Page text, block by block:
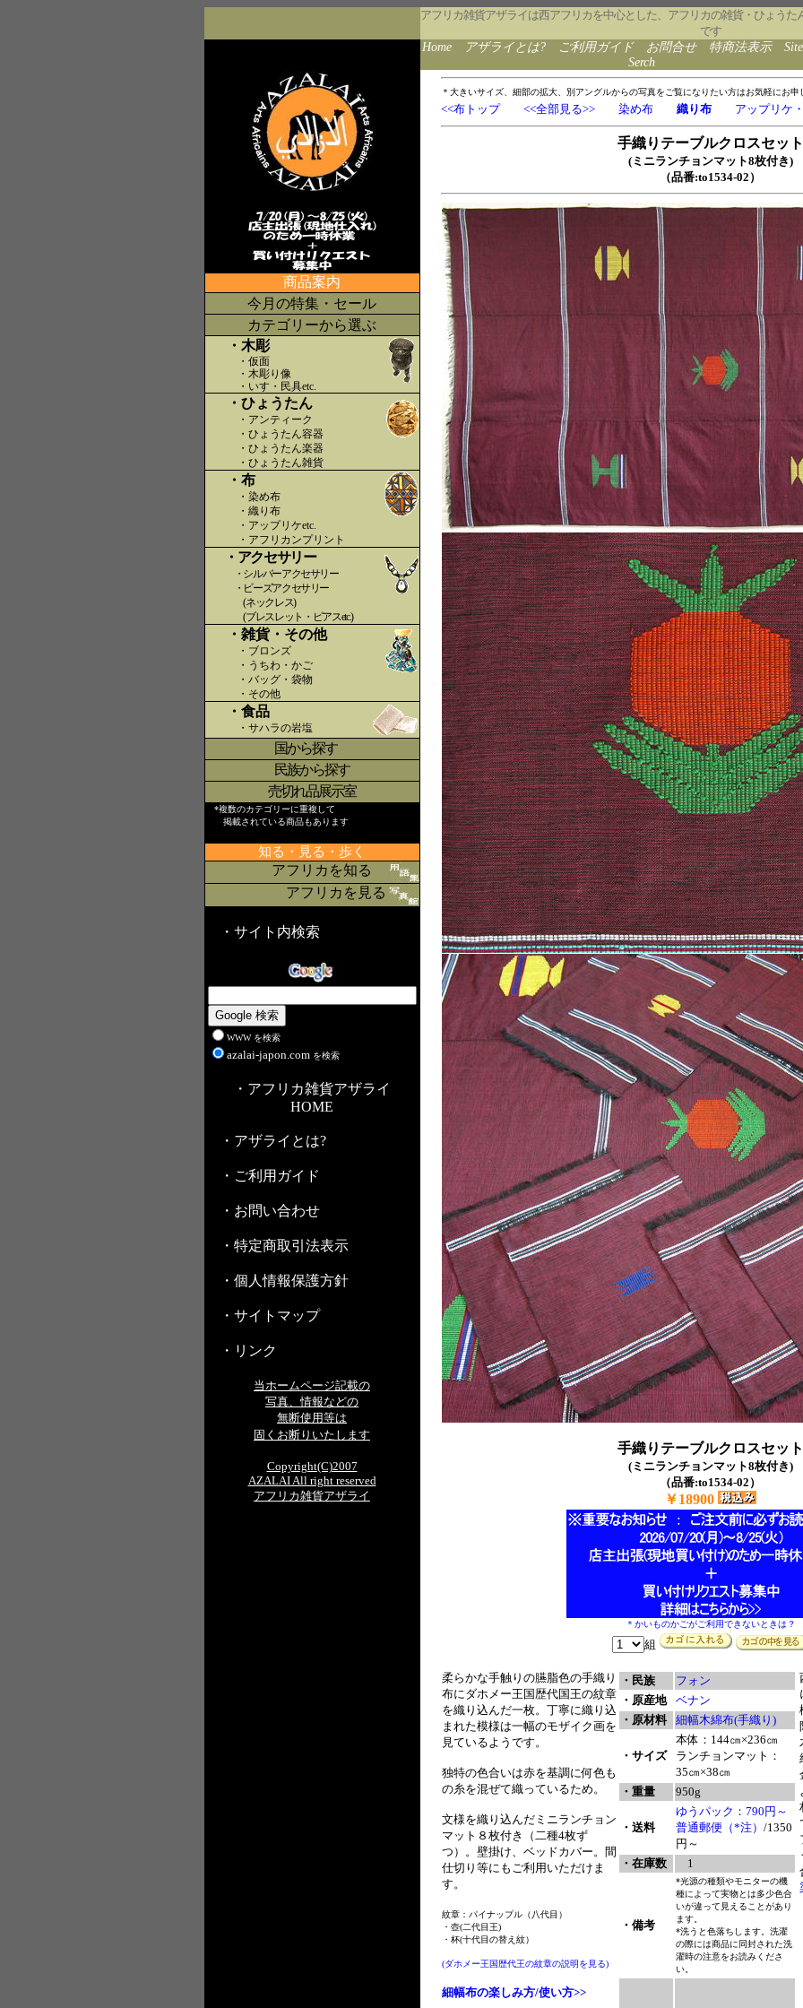
アフリカ雑貨アザライは西アフリカを中心とした、アフリカの雑貨・ひょう
です
Home
アザライとは? ご利用ガイド お問合せ 特商法表示
Serch
商品案内
今月の特集・セール
カテゴリーから選ぶ
・木彫
・仮面
・木彫り像
・いす・民具etc.
・ひょうたん
・アンティーク
・ひょうたん容器
・ひょうたん楽器
・ひょうたん雑貨
・布
・染め布
・織り布
・アップリケetc.
・アフリカンプリント
・アクセサリー
・シルバーアクセサリー
・ビーズアクセサリー
(ネックレス)
(ブレスレット・ピアスetc.)
・雑貨・その他
・ブロンズ
・うちわ・かご
・バッグ・袋物
・その他
・食品
・サハラの岩塩
国から探す〇
民族から探す
売切れ品展示室
*複数のカテゴリーに重複して
掲載されている商品もあります
知る・見る・歩く
アフリカを知る
アフリカを見る
・サイト内検索
WWW を検索
azalai-japon.com を検索
・アフリカ雑貨アザライ
HOME
・アザライとは?
・ご利用ガイド
・お問い合わせ
・特定商取引法表示
・個人情報保護方針
・サイトマップ
・リンク
当ホームページ記載の
写真、情報などの
無断使用等は
固くお断りいたします
Copyright(C)2007
AZALAI All right reserved
アフリカ雑貨アザライ
＊大きいサイズ、細部の拡大、別アングルからの写真をご覧になりたい方はお気軽にお申
<<布トップ <<全部見る>> 染め布 織り布 アップリケ
手織りテーブルクロスセット
(ミニランチョンマット8枚付き)
（品番:to1534-02）
手織りテーブルクロスセット
(ミニランチョンマット8枚付き)
（品番:to1534-02）
￥18900
＊かいものかごがご利用できないときは？
組
柔らかな手触りの臙脂色の手織り
布にダホメー王国歴代国王の紋章
を織り込んだ一枚。丁寧に織り込
まれた模様は一幅のモザイク画を
見ているようです。
独特の色合いは赤を基調に何色も
の糸を混ぜて織っているため。
文様を織り込んだミニランチョン
マット８枚付き（二種4枚ず
つ）。壁掛け、ベッドカバー。間
仕切り等にもご利用いただけま
す。
紋章：パイナップル（八代目）
・壺(二代目王)
・杯(十代目の替え紋）
(ダホメー王国歴代王の紋章の説明を見る)
細幅布の楽しみ方/使い方>>
・民族
フォン
・原産地
ベナン
・原材料
細幅木綿布(手織り)
・サイズ
本体：144㎝×236㎝
ランチョンマット：
35㎝×38㎝
・重量
950g
・送料
ゆうパック：790円～
普通郵便（*注） /1350
円～
・在庫数
1
・備考
*光源の種類やモニターの機
種によって実物とは多少色合
いが違って見えることがあり
ます。
*洗うと色落ちします。洗濯
の際には商品に同封された洗
濯時の注意をお読みくださ
い。